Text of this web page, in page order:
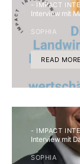
- IMPACT
Interview mit
SOPHIA
READ MORE
- IMPACT
Interview mit
SOPHIA